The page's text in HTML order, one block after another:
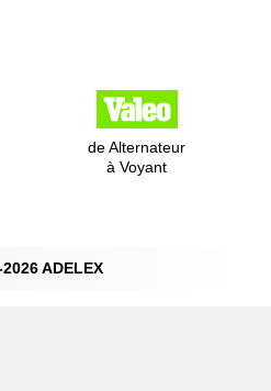
de Alternateur
à Voyant
ADELEX